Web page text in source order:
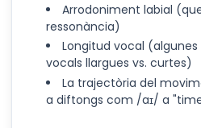
Arrodoniment labial
ressonància)
Longitud vocal
vocals llargues vs. curtes)
La trajectòria del
a diftongs com /aɪ/ a